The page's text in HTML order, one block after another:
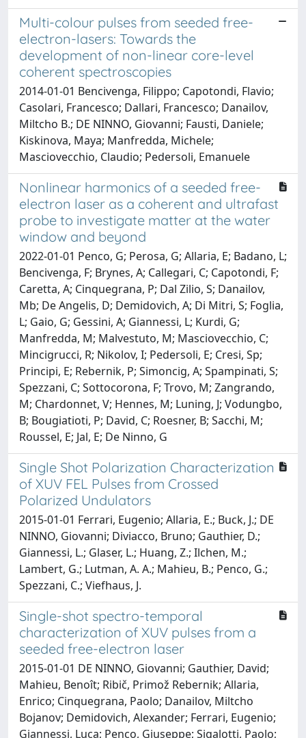
Multi-colour pulses from seeded free-
electron-lasers: Towards the
development of non-linear core-level
coherent spectroscopies
2014-01-01 Bencivenga, Filippo; Capotondi, Flavio;
Casolari, Francesco; Dallari, Francesco; Danailov,
Miltcho B.; DE NINNO, Giovanni; Fausti, Daniele;
Kiskinova, Maya; Manfredda, Michele;
Masciovecchio, Claudio; Pedersoli, Emanuele
Nonlinear harmonics of a seeded free-
electron laser as a coherent and ultrafast
probe to investigate matter at the water
window and beyond
2022-01-01 Penco, G; Perosa, G; Allaria, E; Badano, L;
Bencivenga, F; Brynes, A; Callegari, C; Capotondi, F;
Caretta, A; Cinquegrana, P; Dal Zilio, S; Danailov,
Mb; De Angelis, D; Demidovich, A; Di Mitri, S; Foglia,
L; Gaio, G; Gessini, A; Giannessi, L; Kurdi, G;
Manfredda, M; Malvestuto, M; Masciovecchio, C;
Mincigrucci, R; Nikolov, I; Pedersoli, E; Cresi, Sp;
Principi, E; Rebernik, P; Simoncig, A; Spampinati, S;
Spezzani, C; Sottocorona, F; Trovo, M; Zangrando,
M; Chardonnet, V; Hennes, M; Luning, J; Vodungbo,
B; Bougiatioti, P; David, C; Roesner, B; Sacchi, M;
Roussel, E; Jal, E; De Ninno, G
Single Shot Polarization Characterization
of XUV FEL Pulses from Crossed
Polarized Undulators
2015-01-01 Ferrari, Eugenio; Allaria, E.; Buck, J.; DE
NINNO, Giovanni; Diviacco, Bruno; Gauthier, D.;
Giannessi, L.; Glaser, L.; Huang, Z.; Ilchen, M.;
Lambert, G.; Lutman, A. A.; Mahieu, B.; Penco, G.;
Spezzani, C.; Viefhaus, J.
Single-shot spectro-temporal
characterization of XUV pulses from a
seeded free-electron laser
2015-01-01 DE NINNO, Giovanni; Gauthier, David;
Mahieu, Benoît; Ribič, Primož Rebernik; Allaria,
Enrico; Cinquegrana, Paolo; Danailov, Miltcho
Bojanov; Demidovich, Alexander; Ferrari, Eugenio;
Giannessi, Luca; Penco, Giuseppe; Sigalotti, Paolo;